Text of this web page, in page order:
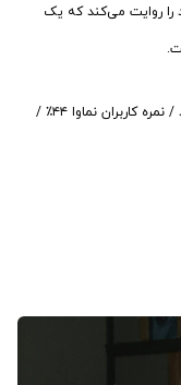
را روایت می‌کند که یک
سال ساخت ۲۰۱۹ / ۷۲ دقیقه / درام، ترسناک، راز آلود / نمره کاربران نماوا ۴۴٪ /